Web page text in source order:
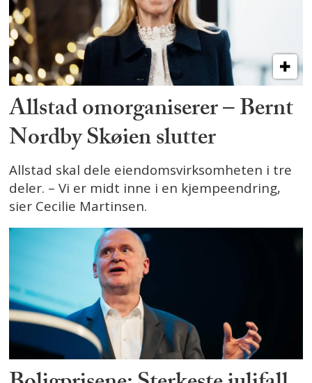
Allstad omorganiserer – Bernt
Nordby Skøien slutter
Allstad skal dele eiendomsvirksomheten i tre
deler. – Vi er midt inne i en kjempeendring,
sier Cecilie Martinsen.